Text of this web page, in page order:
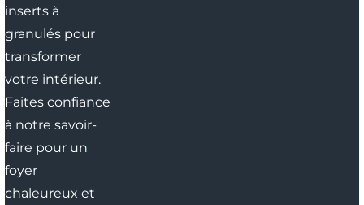
inserts à
granulés pour
transformer
votre intérieur.
Faites confiance
à notre savoir-
faire pour un
foyer
chaleureux et